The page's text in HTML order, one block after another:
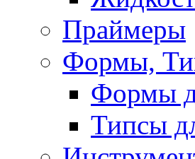
Праймеры
Формы,
Формы
Типсы